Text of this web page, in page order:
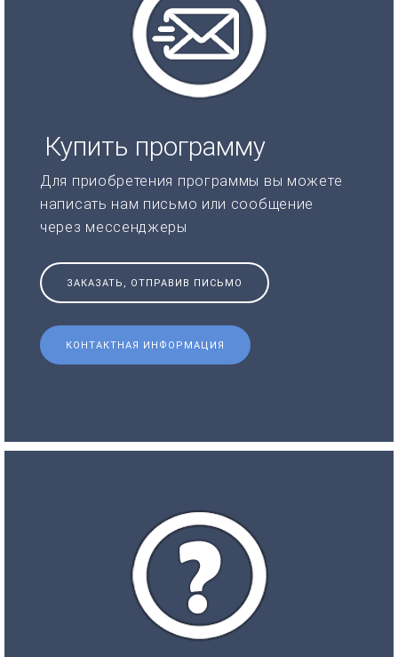
Купить программу
Для приобретения программы вы можете
написать нам письмо или сообщение
через мессенджеры
ЗАКАЗАТЬ, ОТПРАВИВ ПИСЬМО
КОНТАКТНАЯ ИНФОРМАЦИЯ